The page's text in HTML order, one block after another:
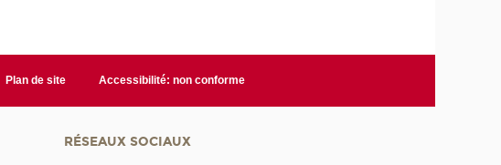
Plan de site Accessibilité: non conforme
RÉSEAUX SOCIAUX